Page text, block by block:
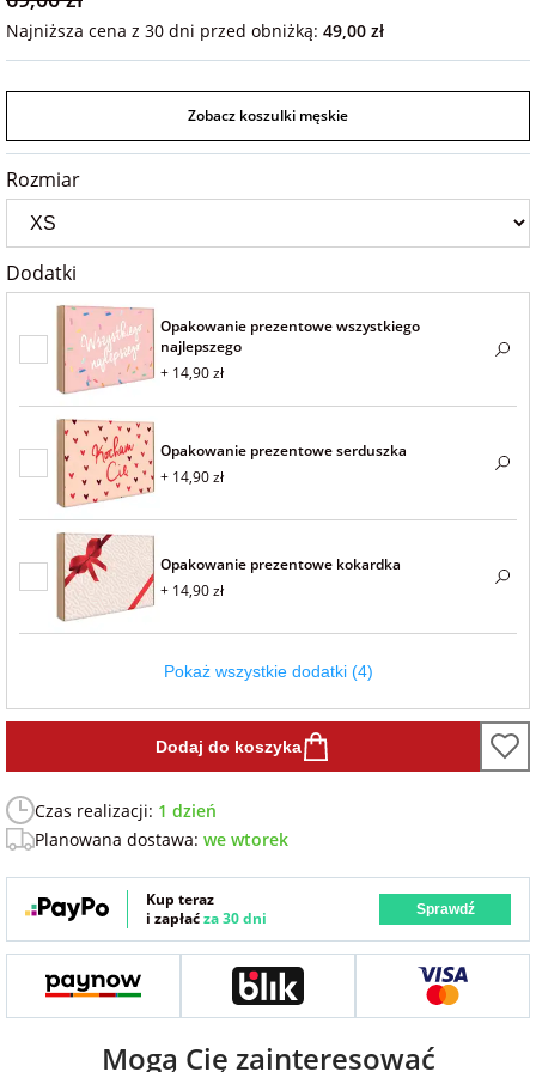
personalizowane
Poduszki ze
zdjęciem
Fotografie
Naklejki i
naprasowanki
imienne
Bombki ze
zdjęciem
Fotoksiążki
Dodatki i
na 40 urodziny
na wesele
na rocznicę
ślubu
na rozpoczęcie
szkoły
na zakończenie
szkoły
na pamiątkę z
wakacji
na Dzień
Chłopaka
na walentynki
na mikołajki
na prezent
świąteczny
na Dzień Babci i
dla nauczyciela
kotów
dla miłośników
psów
dla brata
dla siostry
dla chłopaka
dla dziewczyny
dla przyjaciółki
Najniższa cena z 30 dni przed obniżką: 49,00 zł
Zobacz koszulki męskie
Rozmiar
Dodatki
Opakowanie prezentowe wszystkiego
najlepszego
+ 14,90 zł
Opakowanie prezentowe serduszka
+ 14,90 zł
Opakowanie prezentowe kokardka
+ 14,90 zł
Pokaż wszystkie dodatki (4)
Dodaj do koszyka
Czas realizacji: 1 dzień
Planowana dostawa: we wtorek
Kup teraz
i zapłaćza 30 dni Sprawdź
Mogą Cię zainteresować